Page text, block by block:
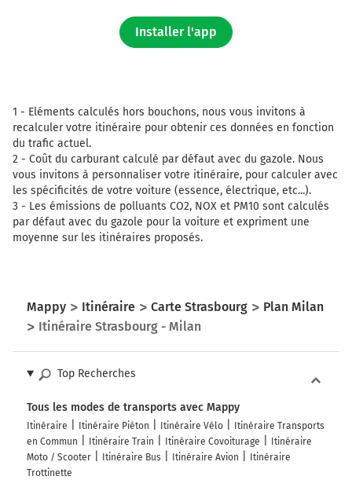
Gotthard
Bern
Arisdorf
A2
A2
Prendre à gauche et rejoindre A2. Continuer sur 8,8
45
Gotthard
Luzern
Zürich
Härkingen
A2
A1
178 km
Installer l'app
1 - Eléments calculés hors bouchons, nous vous invitons à
recalculer votre itinéraire pour obtenir ces données en fonction
du trafic actuel.
2 - Coût du carburant calculé par défaut avec du gazole. Nous
vous invitons à personnaliser votre itinéraire, pour calculer avec
les spécificités de votre voiture (essence, électrique, etc...).
3 - Les émissions de polluants CO2, NOX et PM10 sont calculés
par défaut avec du gazole pour la voiture et expriment une
moyenne sur les itinéraires proposés.
Mappy Itinéraire Carte Strasbourg
Plan Milan
Itinéraire Strasbourg - Milan
Top Recherches
Tous les modes de transports avec Mappy
Itinéraire Itinéraire Piéton Itinéraire Vélo
Itinéraire Transports
en Commun
Itinéraire Train Itinéraire Covoiturage
Itinéraire
Moto / Scooter
Itinéraire Bus Itinéraire Avion
Itinéraire
Trottinette